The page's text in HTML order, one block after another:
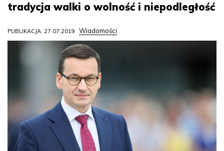
tradycja walki o wolność i niepodległość
PUBLIKACJA: 27.07.2019 Wiadomości